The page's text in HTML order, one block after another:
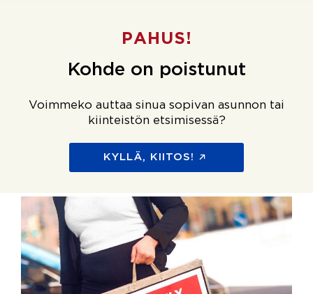
PAHUS!
Kohde on poistunut
Voimmeko auttaa sinua sopivan asunnon tai
kiinteistön etsimisessä?
KYLLÄ, KIITOS!